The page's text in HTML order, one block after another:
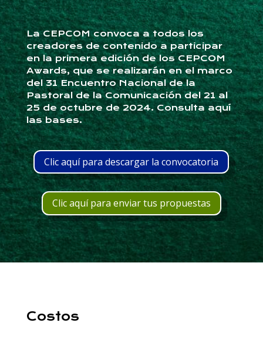
La CEPCOM convoca a todos los
creadores de contenido a participar
en la primera edición de los CEPCOM
Awards, que se realizarán en el marco
del 31 Encuentro Nacional de la
Pastoral de la Comunicación del 21 al
25 de octubre de 2024. Consulta aquí
las bases.
Clic aquí para descargar la convocatoria
Clic aquí para enviar tus propuestas
Costos